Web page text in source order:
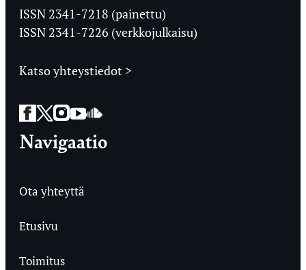
Ylioppilaslehti
ISSN 2341-7218 (painettu)
ISSN 2341-7226 (verkkojulkaisu)
Katso yhteystiedot >
Facebook
Twitter
Instagram
YouTube
SoundCloud
Navigaatio
Ota yhteyttä
Etusivu
Toimitus